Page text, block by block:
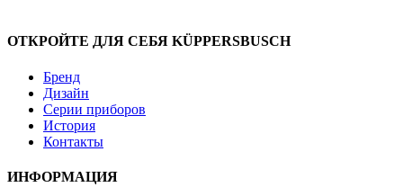
ОТКРОЙТЕ ДЛЯ СЕБЯ KÜPPERSBUSCH
Бренд
Дизайн
Серии приборов
История
Контакты
ИНФОРМАЦИЯ